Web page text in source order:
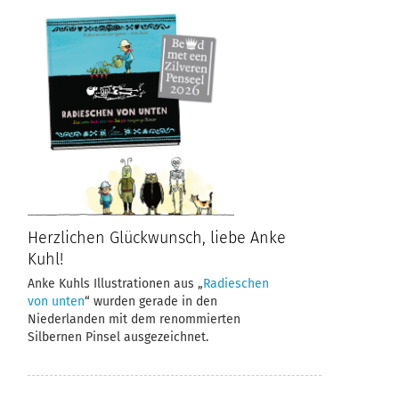
Herzlichen Glückwunsch, liebe Anke
Kuhl!
Anke Kuhls Illustrationen aus „Radieschen
von unten“ wurden gerade in den
Niederlanden mit dem renommierten
Silbernen Pinsel ausgezeichnet.